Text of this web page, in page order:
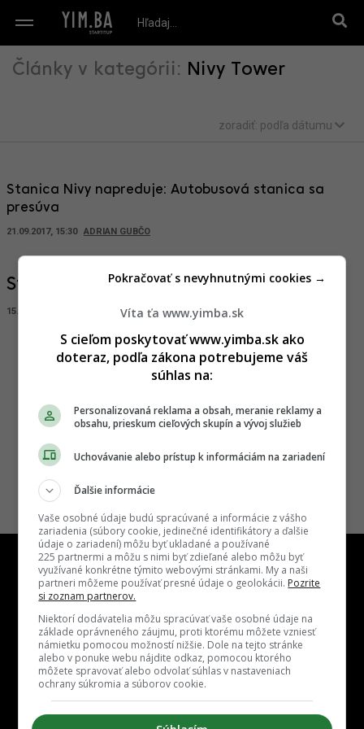
Články v kategórii: Nivy Tower
zoradiť: podľa dátumu
Stanica Nivy napreduje: Autobusová stanica sa
presúva
21.09.2017, 15:30 ADRIAN GUBČO
Stanica Nivy začína s výstavbou
15.05.2017, 13:00 ADRIAN GUBČO
Načitať viac
Previous
Kontakt Inzercia Cenník Redakcia Kariéra
Víta ťa www.yimba.sk
S cieľom poskytovať www.yimba.sk ako
doteraz, podľa zákona potrebujeme váš
súhlas na:
Personalizovaná reklama a obsah, meranie reklamy a
obsahu, prieskum cieľových skupín a vývoj služieb
Uchovávanie alebo prístup k informáciám na zariadení
Ďalšie informácie
Vaše osobné údaje budú spracúvané a informácie z vášho
zariadenia (súbory cookie, jedinečné identifikátory a ďalšie
údaje o zariadení) môžu byť ukladané a používané
225 partnermi a môžu s nimi byť zdieľané alebo môžu byť
využívané konkrétne týmito webovými stránkami. My a naši
partneri môžeme používať presné údaje o geolokácii. Pozrite
si zoznam partnerov.
Niektorí dodávatelia môžu spracúvať vaše osobné údaje na
základe oprávneného záujmu, proti ktorému môžete vzniesť
námietku pomocou možností nižšie. Dole na tejto stránke
alebo v ponuke webu nájdite odkaz, pomocou ktorého
môžete spravovať alebo odvolať súhlas v nastaveniach
ochrany súkromia a súborov cookie.
Pokračovať s nevyhnutnými cookies →